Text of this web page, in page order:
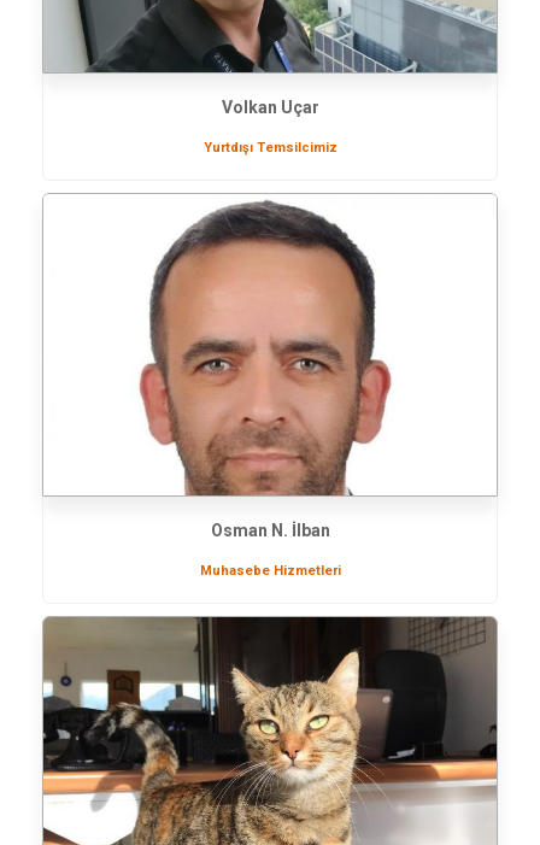
Volkan Uçar
Yurtdışı Temsilcimiz
Osman N. İlban
Muhasebe Hizmetleri